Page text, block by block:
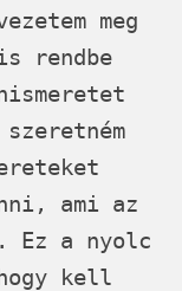
meg
rendbe
ami az
Ez a nyolc
kell